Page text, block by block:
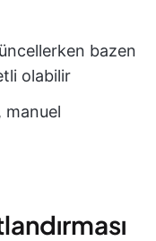
bazen
olabilir
manuel